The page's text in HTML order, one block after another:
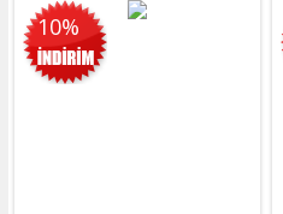
10%